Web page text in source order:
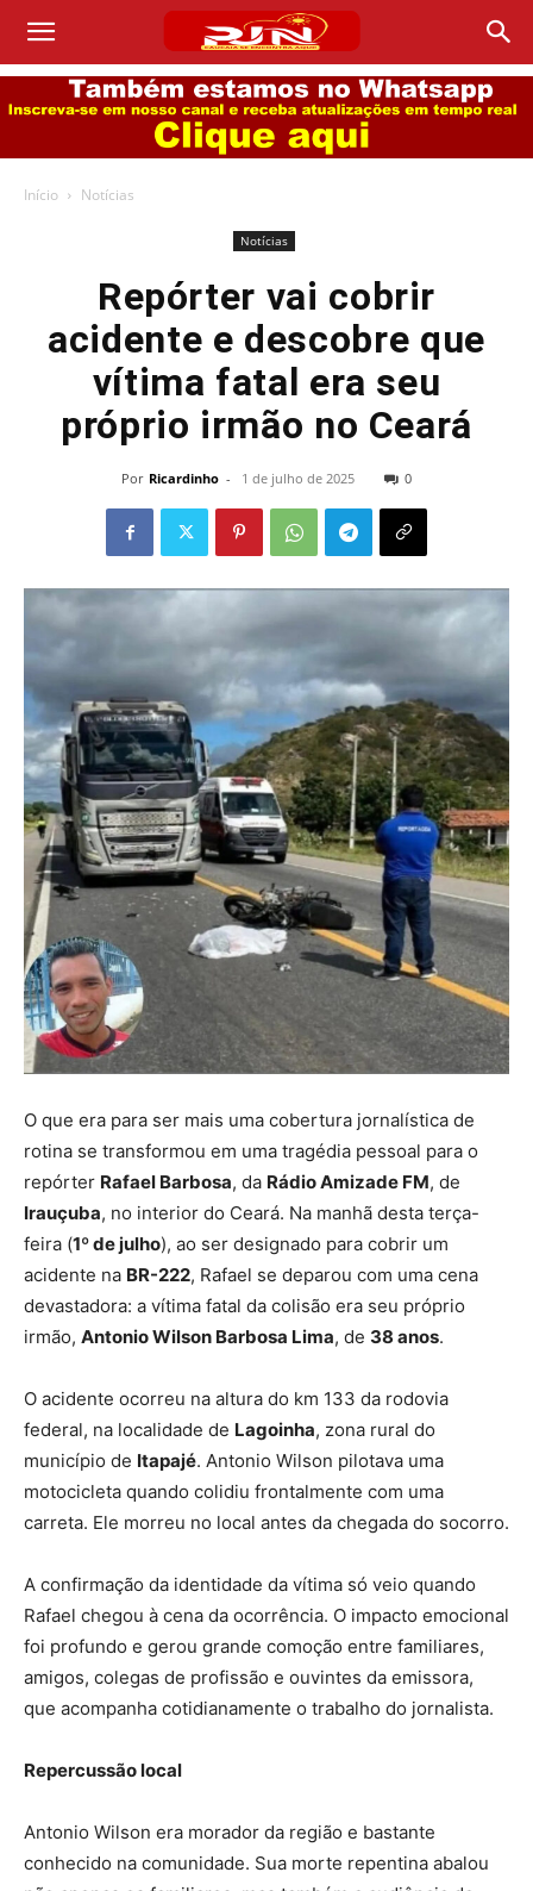
Início Notícias
Notícias
Repórter vai cobrir
acidente e descobre que
vítima fatal era seu
próprio irmão no Ceará
Por Ricardinho - 1 de julho de 2025 0
O que era para ser mais uma cobertura jornalística de
rotina se transformou em uma tragédia pessoal para o
repórter Rafael Barbosa, da Rádio Amizade FM, de
Irauçuba, no interior do Ceará. Na manhã desta terça-
feira (1º de julho), ao ser designado para cobrir um
acidente na BR-222, Rafael se deparou com uma cena
devastadora: a vítima fatal da colisão era seu próprio
irmão, Antonio Wilson Barbosa Lima, de 38 anos.
O acidente ocorreu na altura do km 133 da rodovia
federal, na localidade de Lagoinha, zona rural do
município de Itapajé. Antonio Wilson pilotava uma
motocicleta quando colidiu frontalmente com uma
carreta. Ele morreu no local antes da chegada do socorro.
A confirmação da identidade da vítima só veio quando
Rafael chegou à cena da ocorrência. O impacto emocional
foi profundo e gerou grande comoção entre familiares,
amigos, colegas de profissão e ouvintes da emissora,
que acompanha cotidianamente o trabalho do jornalista.
Repercussão local
Antonio Wilson era morador da região e bastante
conhecido na comunidade. Sua morte repentina abalou